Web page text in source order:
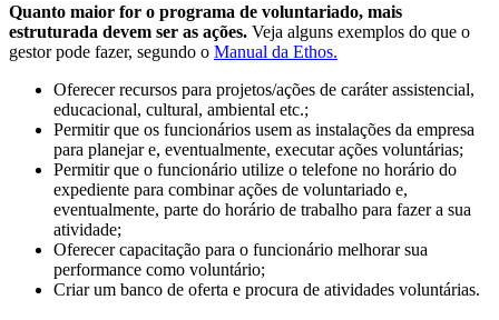
Quanto maior for o programa de voluntariado, mais
estruturada devem ser as ações. Veja alguns exemplos do que o
gestor pode fazer, segundo o Manual da Ethos.
Oferecer recursos para projetos/ações de caráter assistencial,
educacional, cultural, ambiental etc.;
Permitir que os funcionários usem as instalações da empresa
para planejar e, eventualmente, executar ações voluntárias;
Permitir que o funcionário utilize o telefone no horário do
expediente para combinar ações de voluntariado e,
eventualmente, parte do horário de trabalho para fazer a sua
atividade;
Oferecer capacitação para o funcionário melhorar sua
performance como voluntário;
Criar um banco de oferta e procura de atividades voluntárias.